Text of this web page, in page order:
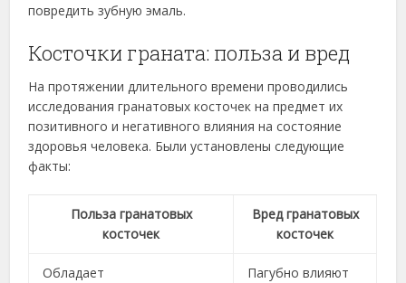
повредить зубную эмаль.
Косточки граната: польза и вред
На протяжении длительного времени проводились
исследования гранатовых косточек на предмет их
позитивного и негативного влияния на состояние
здоровья человека. Были установлены следующие
факты:
Польза гранатовых
косточек
Вред гранатовых
косточек
Обладает
Пагубно влияют